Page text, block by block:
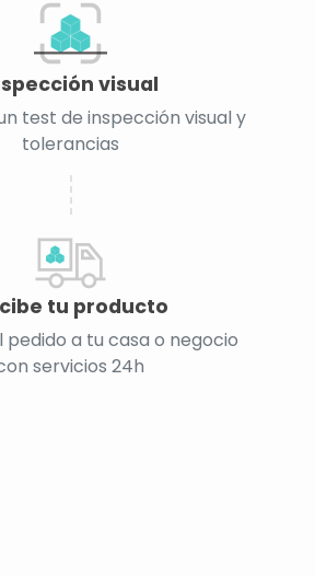
visual
test de inspección visual y
tolerancias
tu producto
pedido a tu casa o negocio
servicios 24h